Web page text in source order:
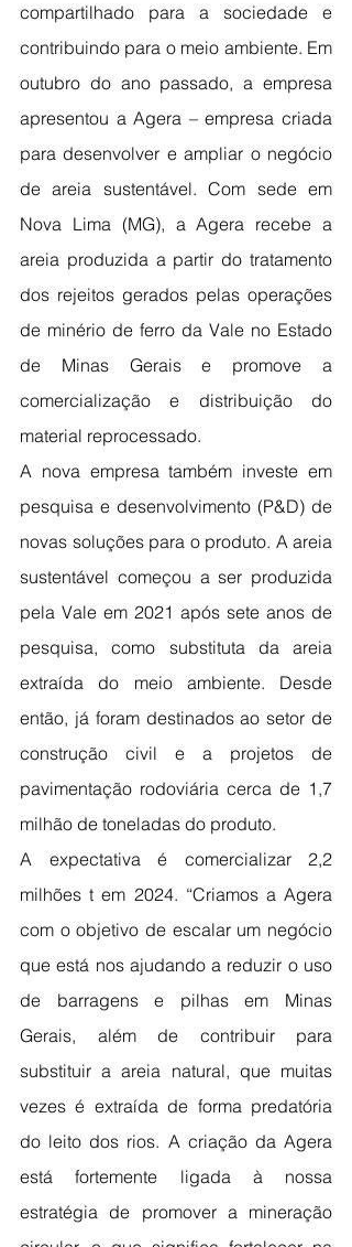
compartilhado para a sociedade e
contribuindo para o meio ambiente. Em
outubro do ano passado, a empresa
apresentou a Agera – empresa criada
para desenvolver e ampliar o negócio
de areia sustentável. Com sede em
Nova Lima (MG), a Agera recebe a
areia produzida a partir do tratamento
dos rejeitos gerados pelas operações
de minério de ferro da Vale no Estado
de Minas Gerais e promove a
comercialização e distribuição do
material reprocessado.
A nova empresa também investe em
pesquisa e desenvolvimento (P&D) de
novas soluções para o produto. A areia
sustentável começou a ser produzida
pela Vale em 2021 após sete anos de
pesquisa, como substituta da areia
extraída do meio ambiente. Desde
então, já foram destinados ao setor de
construção civil e a projetos de
pavimentação rodoviária cerca de 1,7
milhão de toneladas do produto.
A expectativa é comercializar 2,2
milhões t em 2024. “Criamos a Agera
com o objetivo de escalar um negócio
que está nos ajudando a reduzir o uso
de barragens e pilhas em Minas
Gerais, além de contribuir para
substituir a areia natural, que muitas
vezes é extraída de forma predatória
do leito dos rios. A criação da Agera
está fortemente ligada à nossa
estratégia de promover a mineração